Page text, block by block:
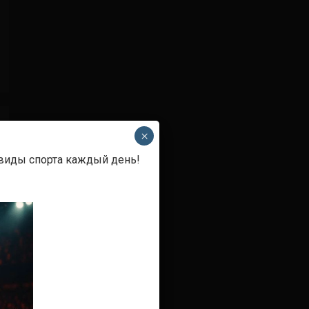
спорта каждый день!
×